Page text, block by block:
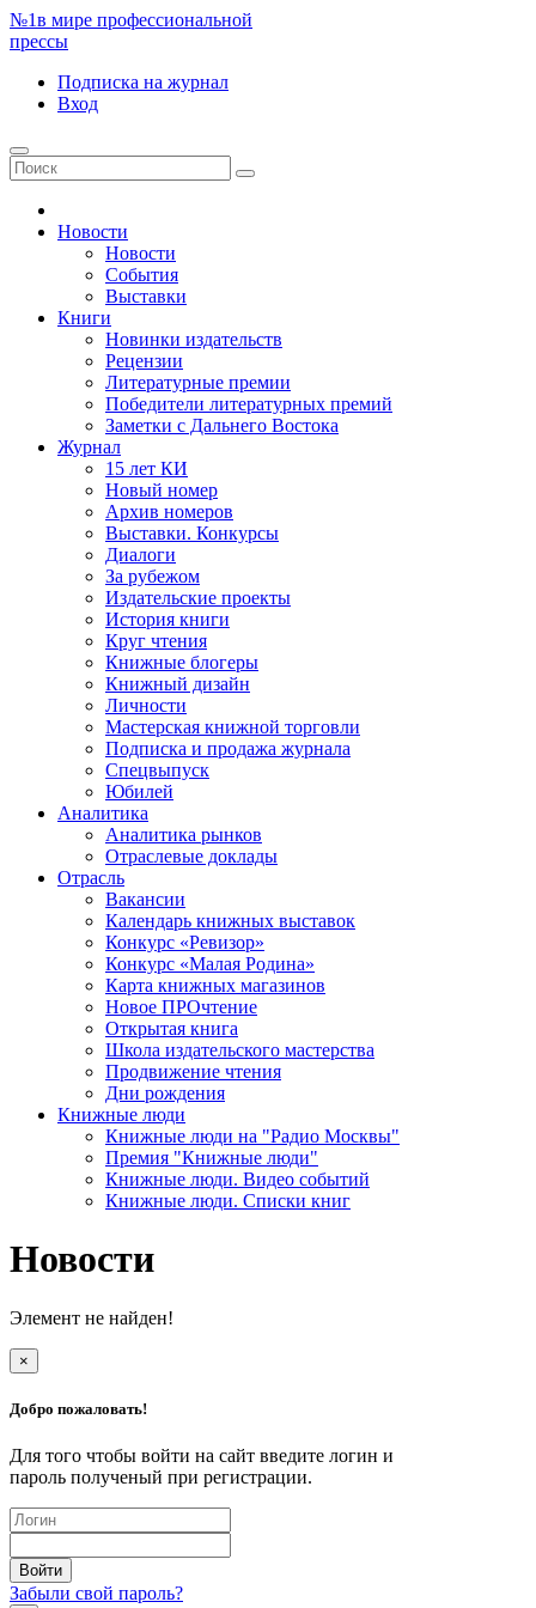
№1в мире профессиональной
прессы
Подписка на журнал
Вход
Новости
Новости
События
Выставки
Книги
Новинки издательств
Рецензии
Литературные премии
Победители литературных премий
Заметки с Дальнего Востока
Журнал
15 лет КИ
Новый номер
Архив номеров
Выставки. Конкурсы
Диалоги
За рубежом
Издательские проекты
История книги
Круг чтения
Книжные блогеры
Книжный дизайн
Личности
Мастерская книжной торговли
Подписка и продажа журнала
Спецвыпуск
Юбилей
Аналитика
Аналитика рынков
Отраслевые доклады
Отрасль
Вакансии
Календарь книжных выставок
Конкурс «Ревизор»
Конкурс «Малая Родина»
Карта книжных магазинов
Новое ПРОчтение
Открытая книга
Школа издательского мастерства
Продвижение чтения
Дни рождения
Книжные люди
Книжные люди на "Радио Москвы"
Премия "Книжные люди"
Книжные люди. Видео событий
Книжные люди. Списки книг
Новости
Элемент не найден!
×
Добро пожаловать!
Для того чтобы войти на сайт введите логин и
пароль полученый при регистрации.
Забыли свой пароль?